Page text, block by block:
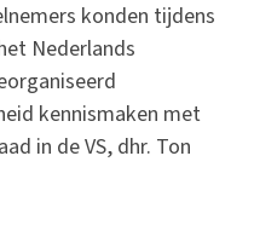
konden tijdens
Nederlands
kennismaken met
in de VS, dhr. Ton